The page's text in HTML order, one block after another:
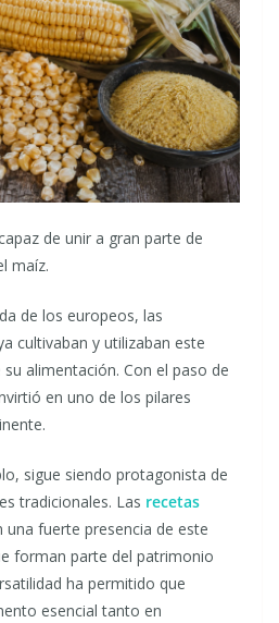
de unir a gran parte de
maíz.
de los europeos, las
cultivaban y utilizaban este
alimentación. Con el paso de
en uno de los pilares
sigue siendo protagonista de
tradicionales. Las recetas
una fuerte presencia de este
forman parte del patrimonio
ha permitido que
esencial tanto en